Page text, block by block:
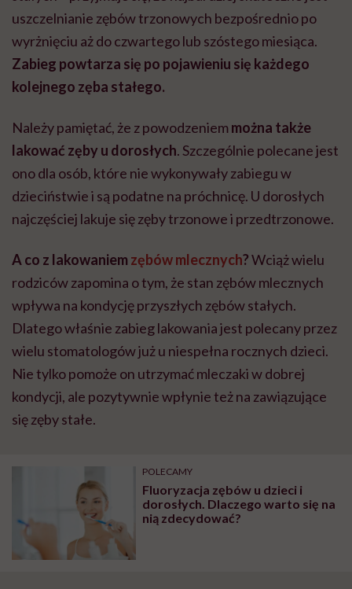
uszczelnianie zębów trzonowych bezpośrednio po
wyrżnięciu aż do czwartego lub szóstego miesiąca.
Zabieg powtarza się po pojawieniu się każdego
kolejnego zęba stałego.
Należy pamiętać, że z powodzeniemmożna także
lakować zęby u dorosłych. Szczególnie polecane jest
ono dla osób, które nie wykonywały zabiegu w
dzieciństwie i są podatne na próchnicę. U dorosłych
najczęściej lakuje się zęby trzonowe i przedtrzonowe.
A co z lakowaniem zębów mlecznych?Wciąż wielu
rodziców zapomina o tym, że stan zębów mlecznych
wpływa na kondycję przyszłych zębów stałych.
Dlatego właśnie zabieg lakowania jest polecany przez
wielu stomatologów już u niespełna rocznych dzieci.
Nie tylko pomoże on utrzymać mleczaki w dobrej
kondycji, ale pozytywnie wpłynie też na zawiązujące
się zęby stałe.
POLECAMY
Fluoryzacja zębów u dzieci i
dorosłych. Dlaczego warto się na
nią zdecydować?